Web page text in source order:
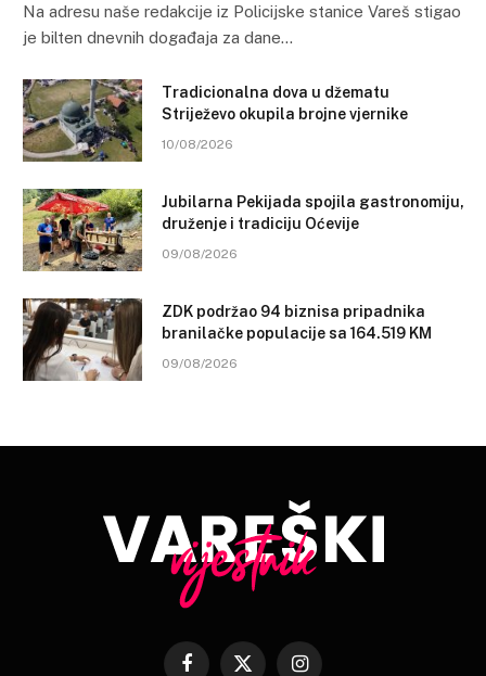
Na adresu naše redakcije iz Policijske stanice Vareš stigao
je bilten dnevnih događaja za dane…
Tradicionalna dova u džematu
Striježevo okupila brojne vjernike
10/08/2026
Jubilarna Pekijada spojila gastronomiju,
druženje i tradiciju Oćevije
09/08/2026
ZDK podržao 94 biznisa pripadnika
branilačke populacije sa 164.519 KM
09/08/2026
Facebook
X Instagram